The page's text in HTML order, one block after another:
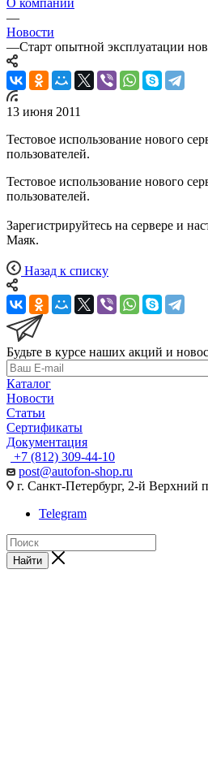
—
Новости
—Старт опытной эксплуатации
13 июня 2011
Тестовое использование нового
пользователей.
Тестовое использование нового
пользователей.
Зарегистрируйтесь на сервере и
Маяк.
Назад к списку
Будьте в курсе наших акций и
Каталог
Новости
Статьи
Сертификаты
Документация
+7 (812) 309-44-10
post@autofon-shop.ru
г. Санкт-Петербург, 2-й Верхний
Telegram
Найти